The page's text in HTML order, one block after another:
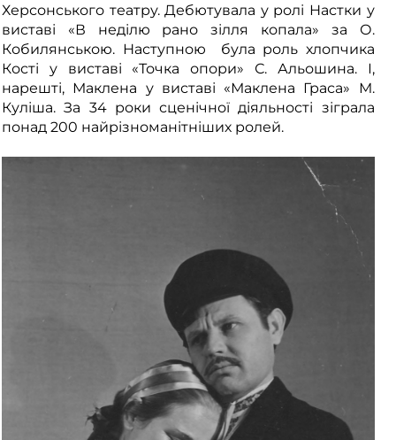
Херсонського театру. Дебютувала у ролі Настки у
виставі «В неділю рано зілля копала» за О.
Кобилянською. Наступною була роль хлопчика
Кості у виставі «Точка опори» С. Альошина. І,
нарешті, Маклена у виставі «Маклена Граса» М.
Куліша. За 34 роки сценічної діяльності зіграла
понад 200 найрізноманітніших ролей.